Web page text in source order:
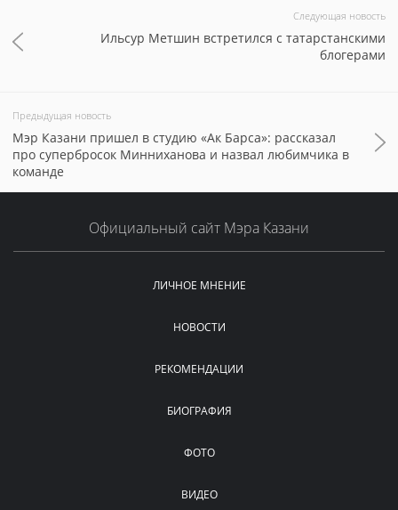
Следующая новость
Ильсур Метшин встретился с татарстанскими
блогерами
Предыдущая новость
Мэр Казани пришел в студию «Ак Барса»: рассказал
про супербросок Минниханова и назвал любимчика в
команде
Официальный сайт Мэра Казани
ЛИЧНОЕ МНЕНИЕ
НОВОСТИ
РЕКОМЕНДАЦИИ
БИОГРАФИЯ
ФОТО
ВИДЕО